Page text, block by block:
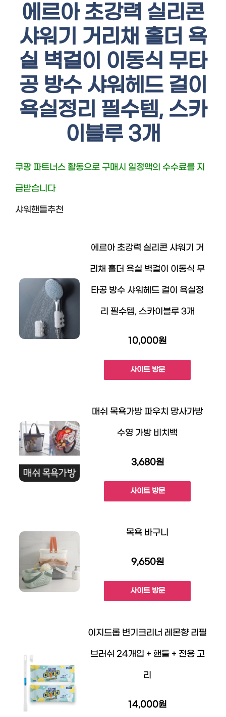
에르아 초강력 실리콘
샤워기 거리채 홀더 욕
실 벽걸이 이동식 무타
공 방수 샤워헤드 걸이
욕실정리 필수템, 스카
이블루 3개
쿠팡 파트너스 활동으로 구매시 일정액의 수수료를 지
급받습니다
샤워핸들추천
에르아 초강력 실리콘 샤워기 거
리채 홀더 욕실 벽걸이 이동식 무
타공 방수 샤워헤드 걸이 욕실정
리 필수템, 스카이블루 3개
10,000원
사이트 방문
매쉬 목욕가방 파우치 망사가방
수영 가방 비치백
3,680원
사이트 방문
목욕 바구니
9,650원
사이트 방문
이지드롭 변기크리너 레몬향 리필
브러쉬 24개입 + 핸들 + 전용 고
리
14,000원